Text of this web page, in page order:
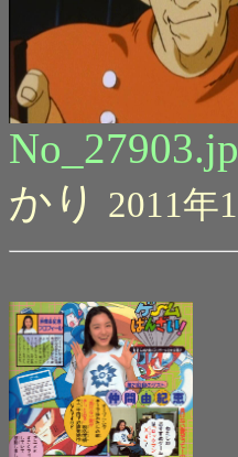
かり
2011年